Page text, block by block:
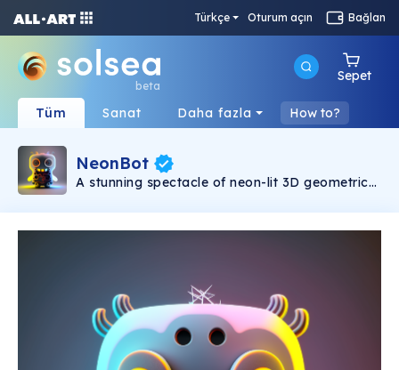
Türkçe Oturum açın Bağlan
beta
Sepet
Tüm Sanat Daha fazla How to?
NeonBot
A stunning spectacle of neon-lit 3D geometric
bots, capped at 50 till the end of this year, are
and inspiration. Immerse yourself in the
captivating world of NeonBot, where digital art
meets limitless imagination. Own an exclusive
piece of this sparkling wonder today and let the
fun, neon glow brighten your NFT portfolio.